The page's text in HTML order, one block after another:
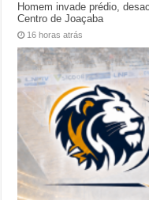
Homem invade prédio,
Centro de Joaçaba
16 horas atrás